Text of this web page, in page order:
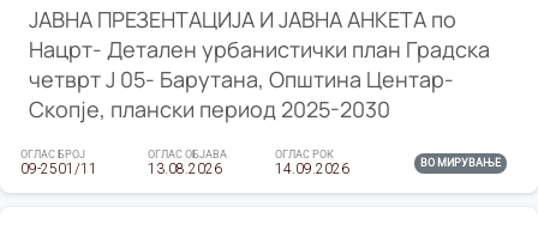
ЈАВНА ПРЕЗЕНТАЦИЈА И ЈАВНА АНКЕТА по
Нацрт- Детален урбанистички план Градска
четврт Ј 05- Барутана, Општина Центар-
Скопје, плански период 2025-2030
ОГЛАС БРОЈ
09-2501/11
ОГЛАС ОБЈАВА
13.08.2026
ОГЛАС РОК
14.09.2026 ВО МИРУВАЊЕ